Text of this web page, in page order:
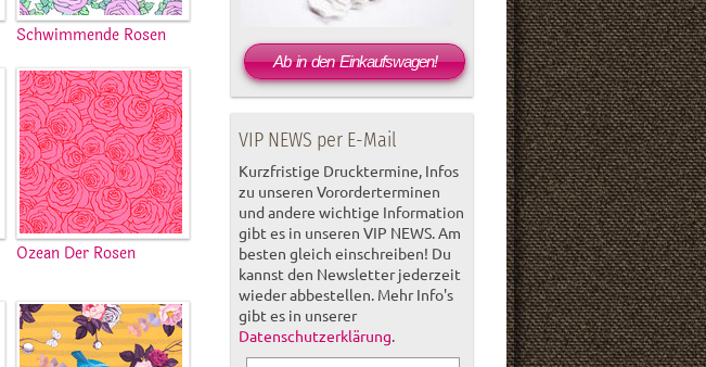
Schwimmende Rosen
Ozean Der Rosen
Ab in den Einkaufswagen!
VIP NEWS per E-Mail
Kurzfristige Drucktermine, Infos
zu unseren Vororderterminen
und andere wichtige Information
gibt es in unseren VIP NEWS. Am
besten gleich einschreiben! Du
kannst den Newsletter jederzeit
wieder abbestellen. Mehr Info's
gibt es in unserer
Datenschutzerklärung.